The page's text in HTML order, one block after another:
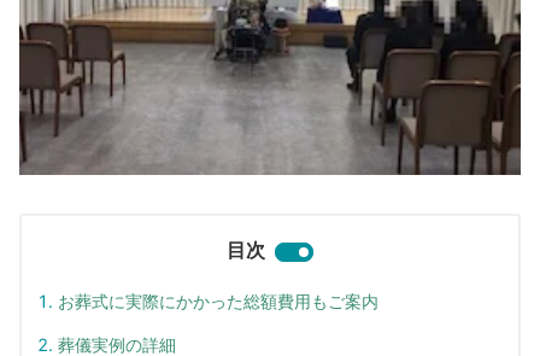
目次
お葬式に実際にかかった総額費用もご案内
葬儀実例の詳細